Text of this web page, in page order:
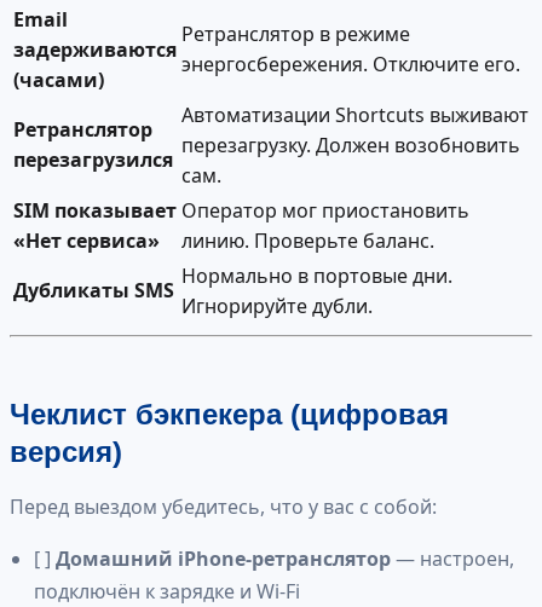
Email
задерживаются
(часами)
Ретранслятор в режиме
энергосбережения. Отключите его.
Ретранслятор
перезагрузился
Автоматизации Shortcuts выживают
перезагрузку. Должен возобновить
сам.
SIM показывает
«Нет сервиса»
Оператор мог приостановить
линию. Проверьте баланс.
Дубликаты SMS
Нормально в портовые дни.
Игнорируйте дубли.
Чеклист бэкпекера (цифровая
версия)
Перед выездом убедитесь, что у вас с собой:
[ ] Домашний iPhone-ретранслятор— настроен,
подключён к зарядке и Wi-Fi